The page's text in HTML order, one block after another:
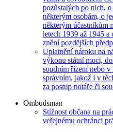
pozůstalých po nich,
některým osobám, o
některým účastníkům
letech 1939 až 1945 a
znění pozdějších
Uplatnění nároku na
výkonu státní moci,
soudním řízení nebo
správním, jakož i v
za postup notáře či
Ombudsman
Stížnost občana na
veřejnému ochránci